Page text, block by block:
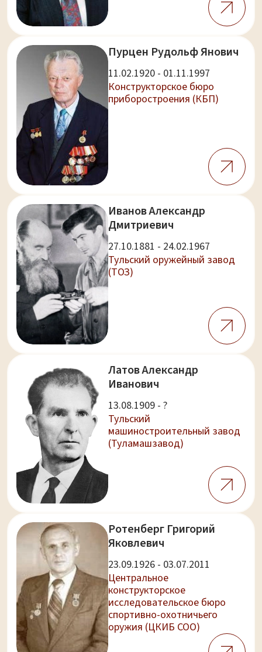
Пурцен Рудольф Янович
11.02.1920 - 01.11.1997
Конструкторское бюро
приборостроения (КБП)
Иванов Александр
Дмитриевич
27.10.1881 - 24.02.1967
Тульский оружейный завод
(ТОЗ)
Латов Александр
Иванович
13.08.1909 - ?
Тульский
машиностроительный завод
(Туламашзавод)
Ротенберг Григорий
Яковлевич
23.09.1926 - 03.07.2011
Центральное
конструкторское
исследовательское бюро
спортивно-охотничьего
оружия (ЦКИБ СОО)